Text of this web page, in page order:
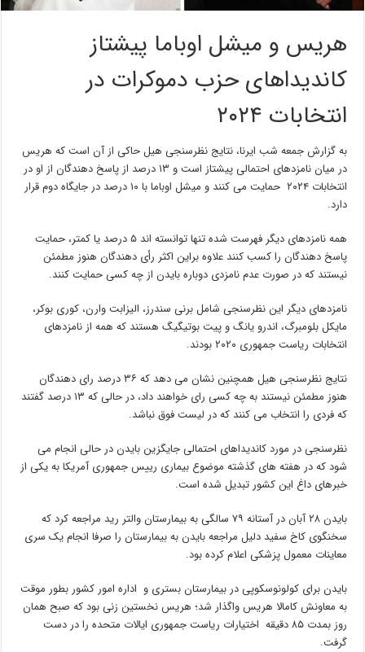
هریس و میشل اوباما پیشتاز
کاندیداهای حزب دموکرات در
انتخابات ۲۰۲۴
به گزارش جمعه شب ایرنا، نتایج نظرسنجی هیل حاکی از آن است که هریس
در میان نامزدهای احتمالی پیشتاز است و ۱۳ درصد از پاسخ دهندگان از او در
انتخابات ۲۰۲۴ حمایت می کنند و میشل اوباما با ۱۰ درصد در جایگاه دوم قرار
دارد.
همه نامزدهای دیگر فهرست شده تنها توانسته اند ۵ درصد یا کمتر، حمایت
پاسخ دهندگان را کسب کنند علاوه براین اکثر رأی دهندگان هنوز مطمئن
نیستند که در صورت عدم نامزدی دوباره بایدن از چه کسی حمایت کنند.
نامزدهای دیگر این نظرسنجی شامل برنی سندرز، الیزابت وارن، کوری بوکر،
مایکل بلومبرگ، اندرو یانگ و پیت بوتیگیگ هستند که همه از نامزدهای
انتخابات ریاست جمهوری ۲۰۲۰ بودند.
نتایج نظرسنجی هیل همچنین نشان می دهد که ۳۶ درصد رای دهندگان
هنوز مطمئن نیستند به چه کسی رای خواهند داد، در حالی که ۱۳ درصد گفتند
که فردی را انتخاب می کنند که در لیست فوق نباشد.
نظرسنجی در مورد کاندیداهای احتمالی جایگزین بایدن در حالی انجام می
شود که در هفته های گذشته موضوع بیماری رییس جمهوری آمریکا به یکی از
خبرهای داغ این کشور تبدیل شده است.
بایدن ۲۸ آبان در آستانه ۷۹ سالگی به بیمارستان والتر رید مراجعه کرد که
سخنگوی کاخ سفید دلیل مراجعه بایدن به بیمارستان را صرفا انجام یک سری
معاینات معمول پزشکی اعلام کرده بود.
بایدن برای کولونوسکوپی در بیمارستان بستری و اداره امور کشور بطور موقت
به معاونش کامالا هریس واگذار شد؛ هریس نخستین زنی بود که صبح همان
روز بمدت ۸۵ دقیقه اختیارات ریاست جمهوری ایالات متحده را در دست
گرفت.